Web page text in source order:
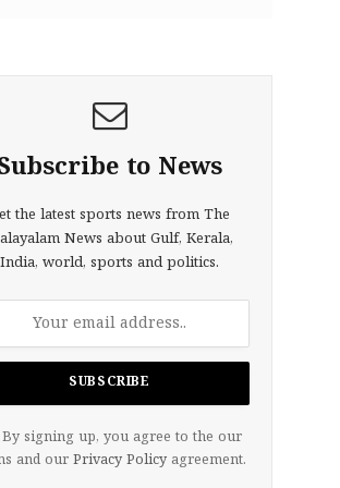
to News
the latest sports news from The
News about Gulf, Kerala,
India, world, sports and politics.
By signing up, you agree to the our
and our Privacy Policyagreement.